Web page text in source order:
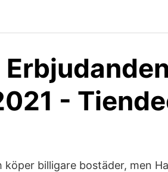
-
billigare bostäder, men